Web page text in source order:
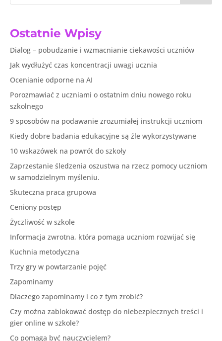
Ostatnie Wpisy
Dialog – pobudzanie i wzmacnianie ciekawości uczniów
Jak wydłużyć czas koncentracji uwagi ucznia
Ocenianie odporne na AI
Porozmawiać z uczniami o ostatnim dniu nowego roku
szkolnego
9 sposobów na podawanie zrozumiałej instrukcji uczniom
Kiedy dobre badania edukacyjne są źle wykorzystywane
10 wskazówek na powrót do szkoły
Zaprzestanie śledzenia oszustwa na rzecz pomocy uczniom
w samodzielnym myśleniu.
Skuteczna praca grupowa
Ceniony postęp
Życzliwość w szkole
Informacja zwrotna, która pomaga uczniom rozwijać się
Kuchnia metodyczna
Trzy gry w powtarzanie pojęć
Zapominamy
Dlaczego zapominamy i co z tym zrobić?
Czy można zablokować dostęp do niebezpiecznych treści i
gier online w szkole?
Co pomaga być nauczycielem?